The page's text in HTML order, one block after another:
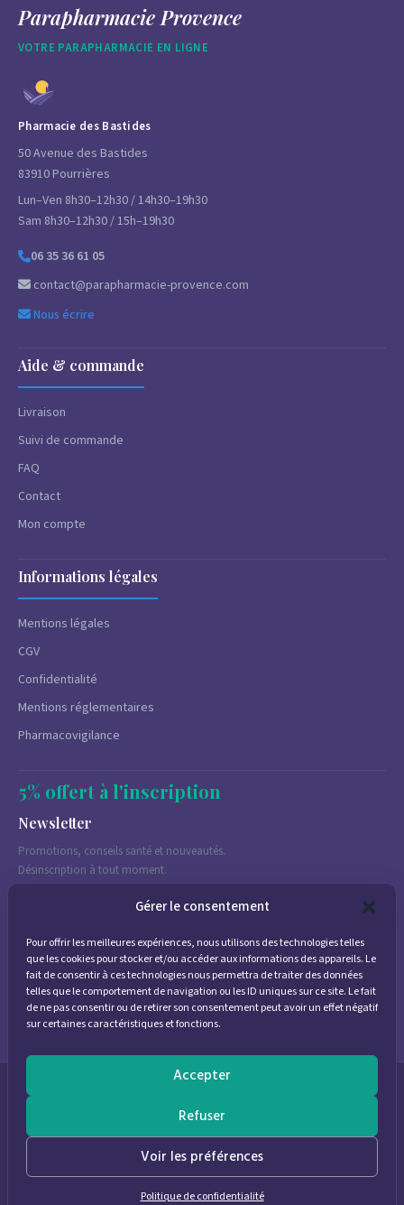
Gérer le consentement
Pour offrir les meilleures expériences, nous utilisons des technologies telles
que les cookies pour stocker et/ou accéder aux informations des appareils. Le
fait de consentir à ces technologies nous permettra de traiter des données
telles que le comportement de navigation ou les ID uniques sur ce site. Le fait
de ne pas consentir ou de retirer son consentement peut avoir un effet négatif
sur certaines caractéristiques et fonctions.
Accepter
Refuser
Voir les préférences
Politique de confidentialité
Parapharmacie Provence
VOTRE PARAPHARMACIE EN LIGNE
Pharmacie des Bastides
50 Avenue des Bastides
83910 Pourrières
Lun–Ven 8h30–12h30 / 14h30–19h30
Sam 8h30–12h30 / 15h–19h30
06 35 36 61 05
contact@parapharmacie-provence.com
Nous écrire
Aide & commande
Livraison
Suivi de commande
FAQ
Contact
Mon compte
Informations légales
Mentions légales
CGV
Confidentialité
Mentions réglementaires
Pharmacovigilance
5% offert à l'inscription
Newsletter
Promotions, conseils santé et nouveautés.
Désinscription à tout moment.
J'accepte de recevoir des emails marketing conformément à la
politique de confidentialité
Parapharmacie Provence — Pharmacie des Bastides